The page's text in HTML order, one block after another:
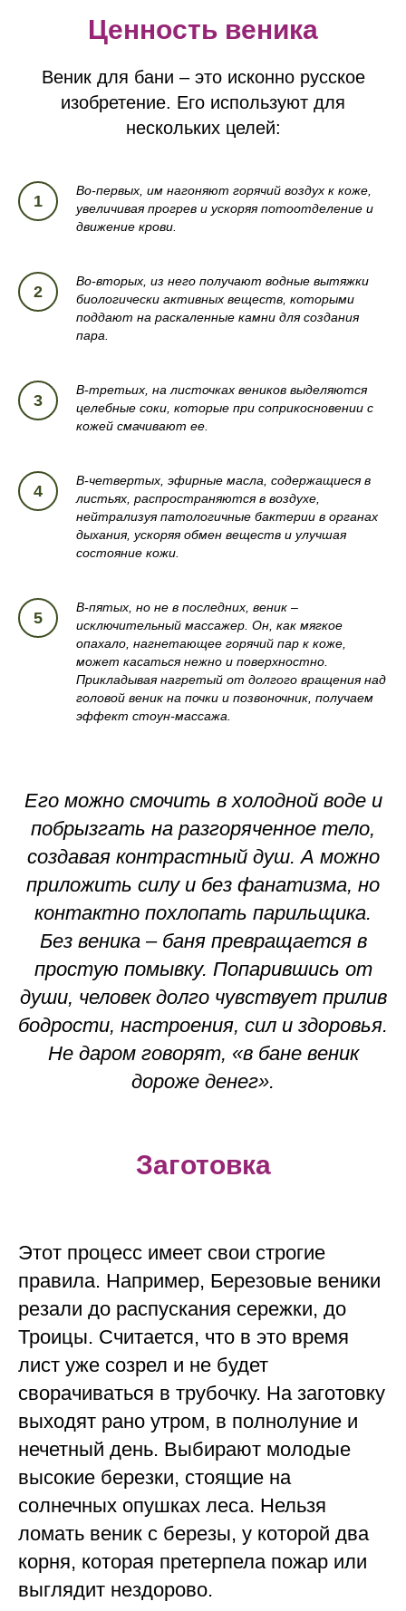
Ценность веника
Веник для бани – это исконно русское
изобретение. Его используют для
нескольких целей:
Во-первых, им нагоняют горячий воздух к коже,
увеличивая прогрев и ускоряя потоотделение и
движение крови.
Во-вторых, из него получают водные вытяжки
биологически активных веществ, которыми
поддают на раскаленные камни для создания
пара.
В-третьих, на листочках веников выделяются
целебные соки, которые при соприкосновении с
кожей смачивают ее.
В-четвертых, эфирные масла, содержащиеся в
листьях, распространяются в воздухе,
нейтрализуя патологичные бактерии в органах
дыхания, ускоряя обмен веществ и улучшая
состояние кожи.
В-пятых, но не в последних, веник –
исключительный массажер. Он, как мягкое
опахало, нагнетающее горячий пар к коже,
может касаться нежно и поверхностно.
Прикладывая нагретый от долгого вращения над
головой веник на почки и позвоночник, получаем
эффект стоун-массажа.
Его можно смочить в холодной воде и
побрызгать на разгоряченное тело,
создавая контрастный душ. А можно
приложить силу и без фанатизма, но
контактно похлопать парильщика.
Без веника – баня превращается в
простую помывку. Попарившись от
души, человек долго чувствует прилив
бодрости, настроения, сил и здоровья.
Не даром говорят, «в бане веник
дороже денег».
Заготовка
Этот процесс имеет свои строгие
правила. Например, Березовые веники
резали до распускания сережки, до
Троицы. Считается, что в это время
лист уже созрел и не будет
сворачиваться в трубочку. На заготовку
выходят рано утром, в полнолуние и
нечетный день. Выбирают молодые
высокие березки, стоящие на
солнечных опушках леса. Нельзя
ломать веник с березы, у которой два
корня, которая претерпела пожар или
выглядит нездорово.